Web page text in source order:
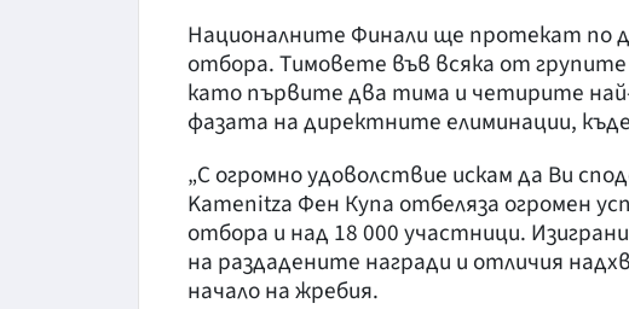
Националните Финали ще протекат по
отбора. Тимовете във всяка от
като първите два тима и четирите
фазата на директните елиминации,
„С огромно удоволствие искам да Ви
Kamenitza Фен Купа отбеляза огромен
отбора и над 18 000 участници.
на раздадените награди и отличия
начало на жребия.